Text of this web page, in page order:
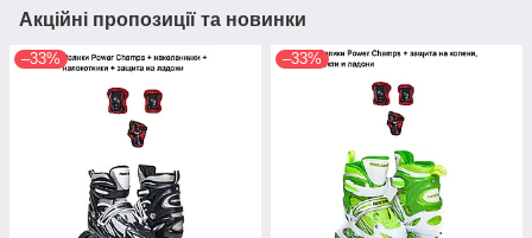
Акційні пропозиції та новинки
–33% –33%